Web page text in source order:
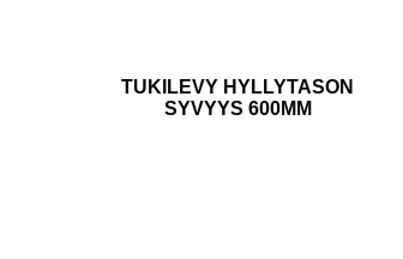
TUKILEVY HYLLYTASON
SYVYYS 600MM